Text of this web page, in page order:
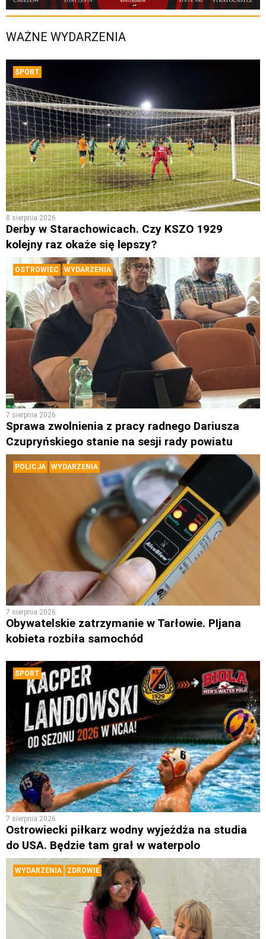
WAŻNE WYDARZENIA
SPORT
8 sierpnia 2026
Derby w Starachowicach. Czy KSZO 1929
kolejny raz okaże się lepszy?
OSTROWIEC WYDARZENIA
7 sierpnia 2026
Sprawa zwolnienia z pracy radnego Dariusza
Czupryńskiego stanie na sesji rady powiatu
POLICJA WYDARZENIA
7 sierpnia 2026
Obywatelskie zatrzymanie w Tarłowie. PIjana
kobieta rozbiła samochód
SPORT
7 sierpnia 2026
Ostrowiecki piłkarz wodny wyjeżdża na studia
do USA. Będzie tam grał w waterpolo
WYDARZENIA ZDROWIE